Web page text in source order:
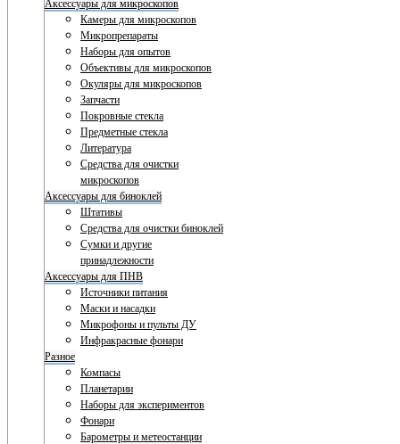
Аксессуары для микроскопов
Камеры для микроскопов
Микропрепараты
Наборы для опытов
Объективы для микроскопов
Окуляры для микроскопов
Запчасти
Покровные стекла
Предметные стекла
Литература
Средства для очистки
микроскопов
Аксессуары для биноклей
Штативы
Средства для очистки биноклей
Сумки и другие
принадлежности
Аксессуары для ПНВ
Источники питания
Маски и насадки
Микрофоны и пульты ДУ
Инфракрасные фонари
Разное
Компасы
Планетарии
Наборы для экспериментов
Фонари
Барометры и метеостанции